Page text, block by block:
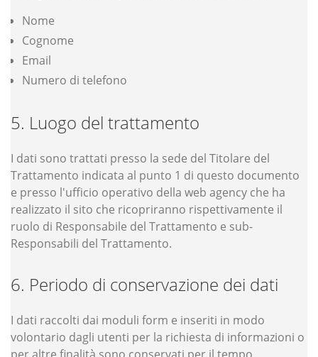
Nome
Cognome
Email
Numero di telefono
Luogo del trattamento
I dati sono trattati presso la sede del Titolare del
Trattamento indicata al punto 1 di questo documento
e presso l'ufficio operativo della web agency che ha
realizzato il sito che ricopriranno rispettivamente il
ruolo di Responsabile del Trattamento e sub-
Responsabili del Trattamento.
Periodo di conservazione dei dati
I dati raccolti dai moduli form e inseriti in modo
volontario dagli utenti per la richiesta di informazioni o